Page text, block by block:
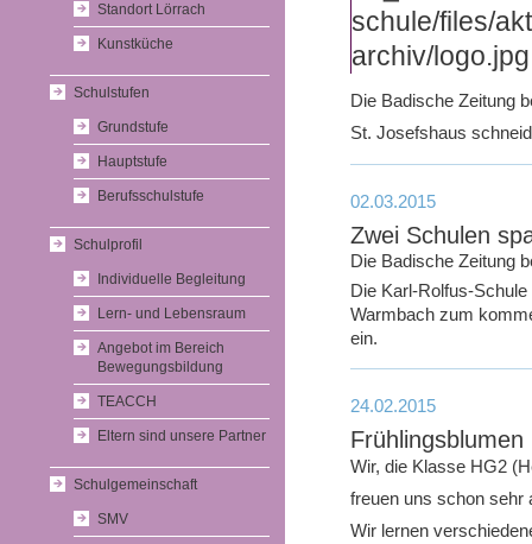
Standort Lörrach
Kunstküche
Schulstufen
Grundstufe
Hauptstufe
Berufsschulstufe
Schulprofil
Individuelle Begleitung
Lern- und Lebensraum
Angebot im Bereich
Bewegungsbildung
TEACCH
Eltern sind unsere Partner
Schulgemeinschaft
SMV
Die Badische Zeitung
St. Josefshaus
02.03.2015
Zwei Schulen
Die Badische Zeitung
Die Karl-Rolfus-
Warmbach zum
ein.
24.02.2015
Wir, die Klasse HG2
freuen uns schon sehr
Wir lernen